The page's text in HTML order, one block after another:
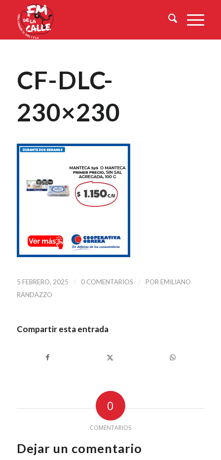
CF-DLC-
230×230
5 FEBRERO, 2025 / 0 COMENTARIOS / POR EMILIANO
RANDAZZO
Compartir esta entrada
0
COMENTARIOS
Dejar un comentario